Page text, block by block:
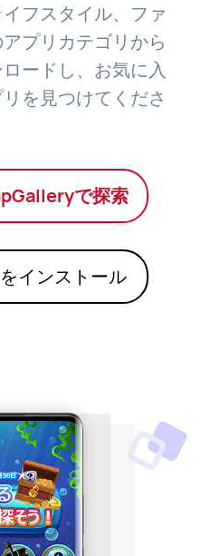
フスタイル、ファ
プリカテゴリから
ードし、お気に入
を見つけてくださ
で探索
インストール